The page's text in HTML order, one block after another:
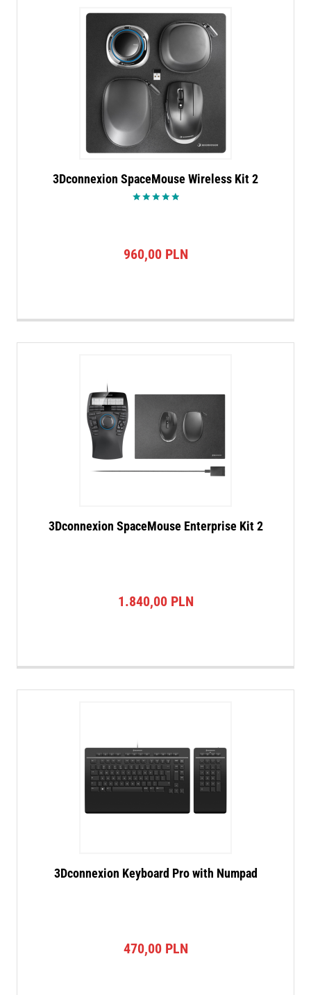
3Dconnexion SpaceMouse Wireless Kit 2
960,00 PLN
3Dconnexion SpaceMouse Enterprise Kit 2
1.840,00 PLN
3Dconnexion Keyboard Pro with Numpad
470,00 PLN